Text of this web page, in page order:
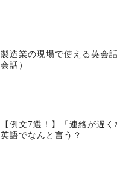
製造業の現場で使える英会
会話）
【例文7選！】「連絡が遅く
英語でなんと言う？